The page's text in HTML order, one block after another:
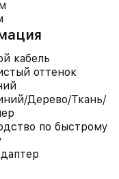
кабель
оттенок
Дерево/Ткань/
по быстрому